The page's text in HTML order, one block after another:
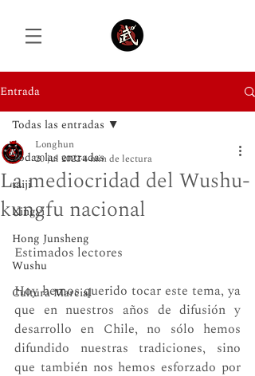
Entrada
Todas las entradas
taiji
Xingyi
Hong Junsheng
Wushu
Cultura Marcial
Todas las entradas
La mediocridad del Wushu-
kungfu nacional
Longhun
20 jul 20224 min de lectura
Estimados lectores
Hoy hemos querido tocar este tema, ya
que en nuestros años de difusión y
desarrollo en Chile, no sólo hemos
difundido nuestras tradiciones, sino